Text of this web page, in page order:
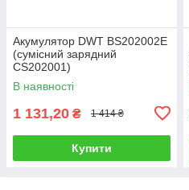
Акумулятор DWT BS202002E
(сумісний зарядний
CS202001)
В наявності
1 131,20 ₴ 1 414 ₴
Купити